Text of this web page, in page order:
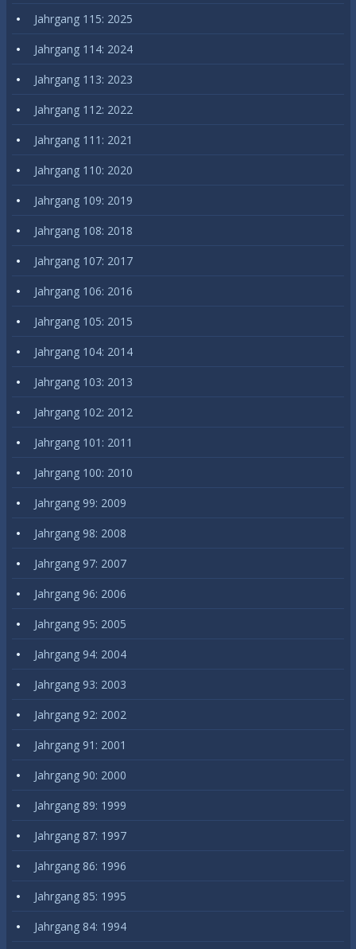
Jahrgang 115: 2025
Jahrgang 114: 2024
Jahrgang 113: 2023
Jahrgang 112: 2022
Jahrgang 111: 2021
Jahrgang 110: 2020
Jahrgang 109: 2019
Jahrgang 108: 2018
Jahrgang 107: 2017
Jahrgang 106: 2016
Jahrgang 105: 2015
Jahrgang 104: 2014
Jahrgang 103: 2013
Jahrgang 102: 2012
Jahrgang 101: 2011
Jahrgang 100: 2010
Jahrgang 99: 2009
Jahrgang 98: 2008
Jahrgang 97: 2007
Jahrgang 96: 2006
Jahrgang 95: 2005
Jahrgang 94: 2004
Jahrgang 93: 2003
Jahrgang 92: 2002
Jahrgang 91: 2001
Jahrgang 90: 2000
Jahrgang 89: 1999
Jahrgang 87: 1997
Jahrgang 86: 1996
Jahrgang 85: 1995
Jahrgang 84: 1994